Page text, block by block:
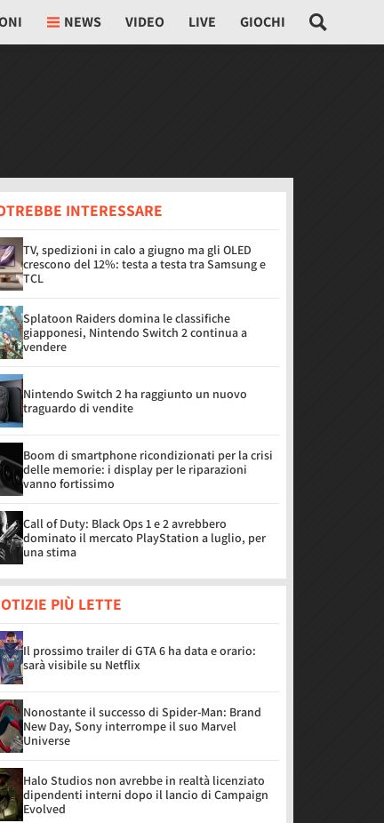
NEWS VIDEO LIVE GIOCHI
INTERESSARE
TV, spedizioni in calo a giugno ma gli OLED
crescono del 12%: testa a testa tra Samsung e
TCL
Splatoon Raiders domina le classifiche
giapponesi, Nintendo Switch 2 continua a
vendere
Nintendo Switch 2 ha raggiunto un nuovo
traguardo di vendite
Boom di smartphone ricondizionati per la crisi
delle memorie: i display per le riparazioni
vanno fortissimo
Call of Duty: Black Ops 1 e 2 avrebbero
dominato il mercato PlayStation a luglio, per
una stima
PIÙ LETTE
Il prossimo trailer di GTA 6 ha data e orario:
sarà visibile su Netflix
Nonostante il successo di Spider-Man: Brand
New Day, Sony interrompe il suo Marvel
Universe
Halo Studios non avrebbe in realtà licenziato
dipendenti interni dopo il lancio di Campaign
Evolved